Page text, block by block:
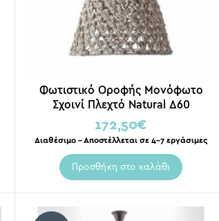
Φωτιστικό Οροφής Μονόφωτο
Σχοινί Πλεχτό Natural Δ60
172,50€
Διαθέσιμο – Αποστέλλεται σε 4-7 εργάσιμες
Προσθήκη στο καλάθι